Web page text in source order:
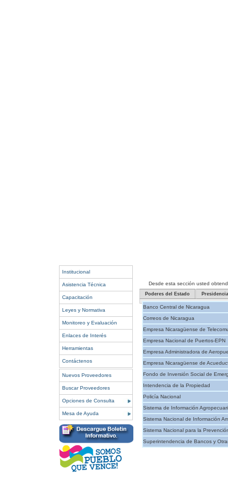
Institucional
Asistencia Técnica
Capacitación
Leyes y Normativa
Monitoreo y Evaluación
Enlaces de Interés
Herramientas
Contáctenos
Nuevos Proveedores
Buscar Proveedores
Opciones de Consulta
Mesa de Ayuda
Desde esta sección usted
Poderes del Estado Presidencia
Banco Central de Nicaragua
Correos de Nicaragua
Empresa Nicaragüense de
Empresa Nacional de Puertos-EPN
Empresa Administradora de
Empresa Nicaragüense de
Fondo de Inversión Social de
Intendencia de la Propiedad
Policía Nacional
Sistema de Información
Sistema Nacional de Información
Sistema Nacional para la
Superintendencia de Bancos y